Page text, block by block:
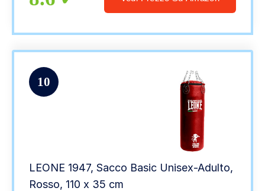
10
LEONE 1947, Sacco Basic Unisex-Adulto,
Rosso, 110 x 35 cm